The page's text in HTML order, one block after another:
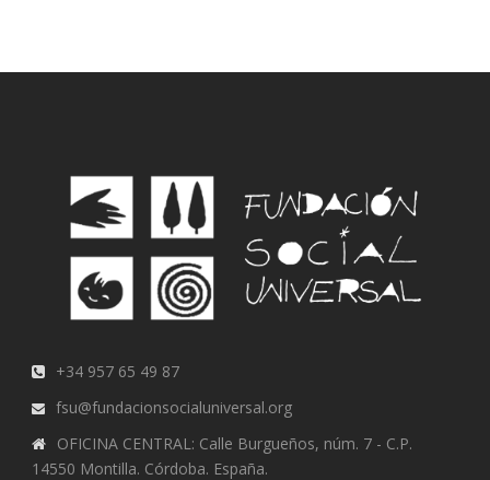
+34 957 65 49 87
fsu@fundacionsocialuniversal.org
OFICINA CENTRAL: Calle Burgueños, núm. 7 - C.P.
14550 Montilla. Córdoba. España.